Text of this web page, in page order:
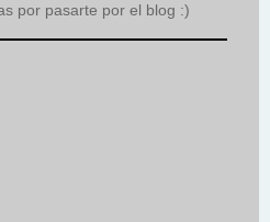
por pasarte por el blog :)